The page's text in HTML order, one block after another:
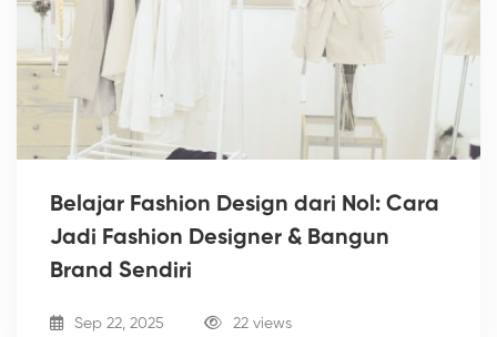
Belajar Fashion Design dari Nol: Cara
Jadi Fashion Designer & Bangun
Brand Sendiri
Sep 22, 2025 22 views